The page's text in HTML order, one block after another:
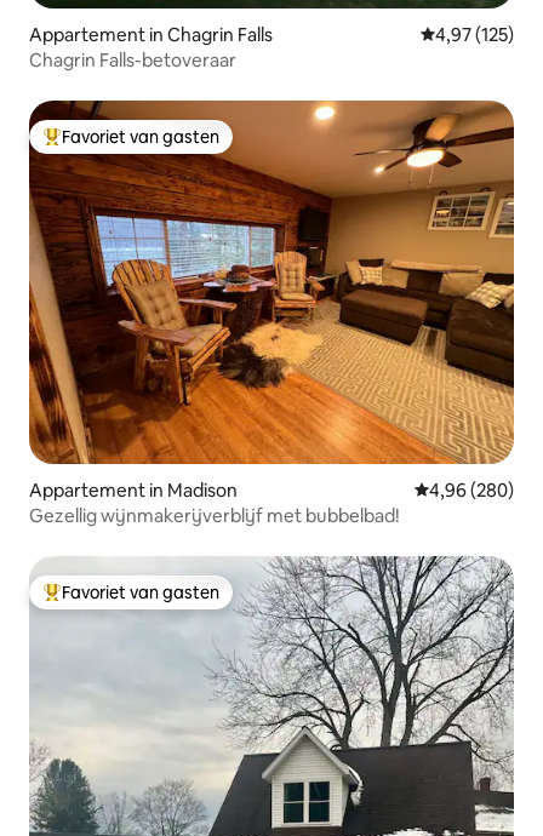
Appartement in Chagrin Falls Gemiddelde
4,97 (125)
Chagrin Falls-betoveraar
Topfavoriet van gasten
Favoriet van gasten
Appartement in Madison Gemiddelde
4,96 (280)
Gezellig wijnmakerijverblijf met bubbelbad!
Topfavoriet van gasten
Favoriet van gasten